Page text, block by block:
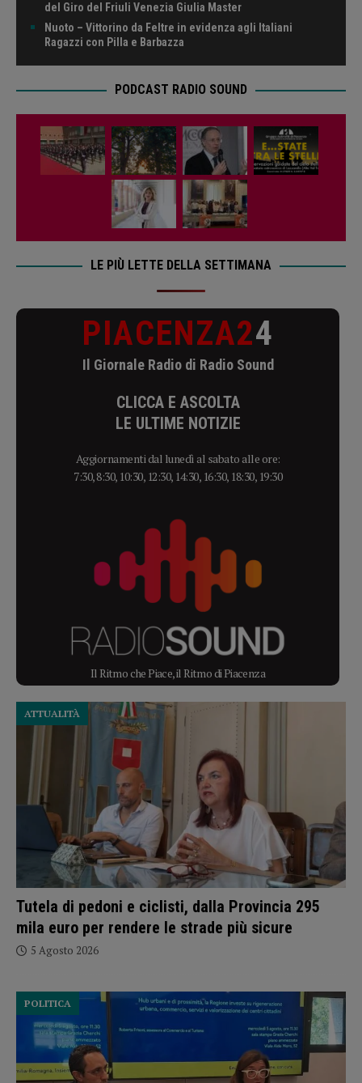
del Giro del Friuli Venezia Giulia Master
Nuoto – Vittorino da Feltre in evidenza agli Italiani
Ragazzi con Pilla e Barbazza
PODCAST RADIO SOUND
LE PIÙ LETTE DELLA SETTIMANA
PIACENZA24
Il Giornale Radio di Radio Sound
CLICCA E ASCOLTA
LE ULTIME NOTIZIE
Aggiornamenti dal lunedì al sabato alle ore:
7:30, 8:30, 10:30, 12:30, 14:30, 16:30, 18:30, 19:30
Il Ritmo che Piace, il Ritmo di Piacenza
Tutela di pedoni e ciclisti, dalla Provincia 295
mila euro per rendere le strade più sicure
ATTUALITÀ
5 Agosto 2026
POLITICA